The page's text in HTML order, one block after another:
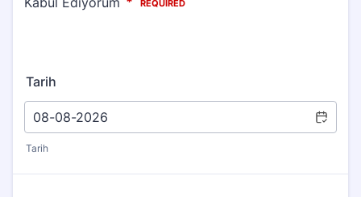
Tarih
Tarih